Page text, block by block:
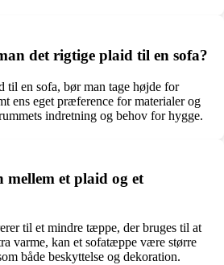
det rigtige plaid til en sofa?
til en sofa, bør man tage højde for
ens eget præference for materialer og
indretning og behov for hygge.
mellem et plaid og et
til et mindre tæppe, der bruges til at
varme, kan et sofatæppe være større
både beskyttelse og dekoration.